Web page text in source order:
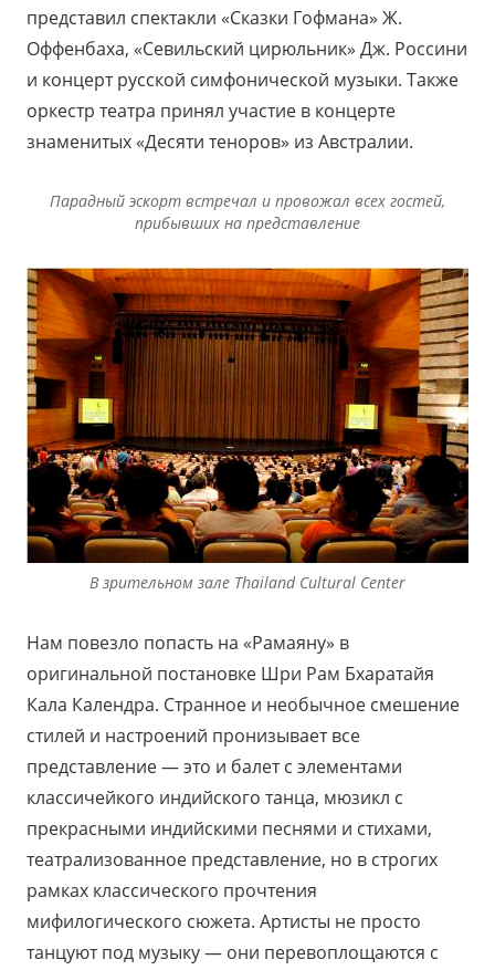
представил спектакли «Сказки Гофмана» Ж.
Оффенбаха, «Севильский цирюльник» Дж. Россини
и концерт русской симфонической музыки. Также
оркестр театра принял участие в концерте
знаменитых «Десяти теноров» из Австралии.
Парадный эскорт встречал и провожал всех гостей,
прибывших на представление
В зрительном зале Thailand Cultural Center
Нам повезло попасть на «Рамаяну» в
оригинальной постановке Шри Рам Бхаратайя
Кала Календра. Странное и необычное смешение
стилей и настроений пронизывает все
представление — это и балет с элементами
классичейкого индийского танца, мюзикл с
прекрасными индийскими песнями и стихами,
театрализованное представление, но в строгих
рамках классического прочтения
мифилогического сюжета. Артисты не просто
танцуют под музыку — они перевоплощаются с